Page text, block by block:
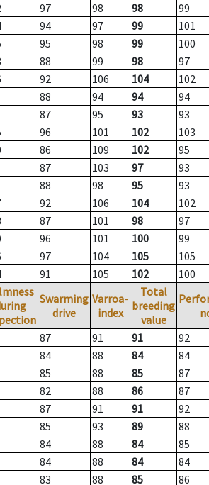
97 98 98
99
94 97 99
101
95 98 99
100
88 99 98
97
92 106 104
102
88 94 94
94
87 95 93
93
96 101 102
103
86 109 102
95
87 103 97
93
88 98 95
93
92 106 104
102
87 101 98
97
96 101 100
99
97 104 105
105
91 105 102 100
Swarming
drive
Varroa-
index
Total
breeding
value
87 91 91
92
84 88 84
84
85 88 85
87
82 88 86
87
87 91 91
92
85 93 89
88
84 88 84
85
84 88 84
84
83 88 85 86